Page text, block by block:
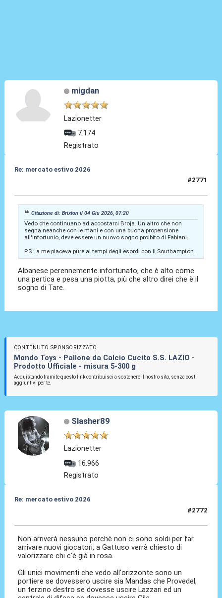
migdan
Lazionetter
7.174
Registrato
Re: mercato estivo 2026
#2771
Citazione di: Brixton il 04 Giu 2026, 07:20
Vedo che continuano ad accostarci Broja. Un altro che non
segna neanche con le mani e con una buona propensione
all'infortunio, deve essere un nuovo sogno proibito di Fabiani.
P.S.: a me piaceva pure ai tempi degli esordi con il Southampton.
Albanese perennemente infortunato, che è alto come
una pertica e pesa una piotta, più che altro direi che è il
sogno di Tare.
CONTENUTO SPONSORIZZATO
Mondo Toys - Pallone da Calcio Cucito S.S. LAZIO -
Prodotto Ufficiale - misura 5-300 g
Acquistando tramite questo link contribuisci a sostenere il nostro sito, senza costi
aggiuntivi per te.
Slasher89
Lazionetter
16.966
Registrato
Re: mercato estivo 2026
#2772
Non arriverà nessuno perchè non ci sono soldi per far
arrivare nuovi giocatori, a Gattuso verrà chiesto di
valorizzare chi c'è già in rosa.
Gli unici movimenti che vedo all'orizzonte sono un
portiere se dovessero uscire sia Mandas che Provedel,
un terzino destro se dovesse uscire Lazzari ed un